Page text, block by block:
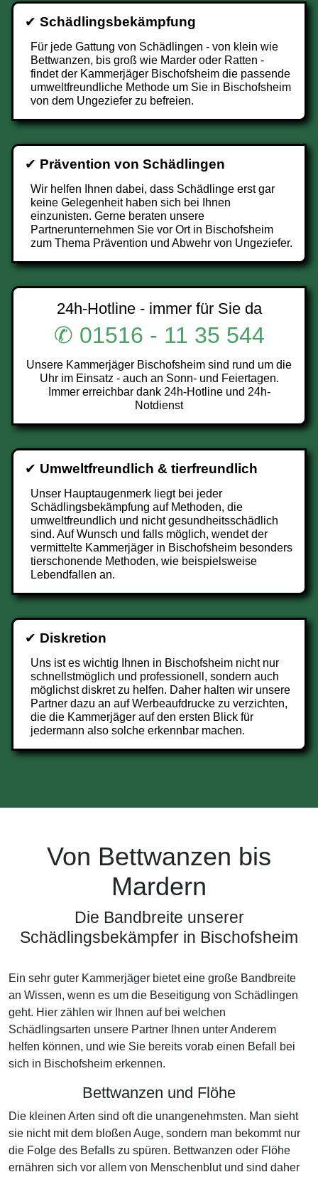
✔ Schädlingsbekämpfung
Für jede Gattung von Schädlingen - von klein wie
Bettwanzen, bis groß wie Marder oder Ratten -
findet der Kammerjäger Bischofsheim die passende
umweltfreundliche Methode um Sie in Bischofsheim
von dem Ungeziefer zu befreien.
✔ Prävention von Schädlingen
Wir helfen Ihnen dabei, dass Schädlinge erst gar
keine Gelegenheit haben sich bei Ihnen
einzunisten. Gerne beraten unsere
Partnerunternehmen Sie vor Ort in Bischofsheim
zum Thema Prävention und Abwehr von Ungeziefer.
24h-Hotline - immer für Sie da
✆ 01516 - 11 35 544
Unsere Kammerjäger Bischofsheim sind rund um die
Uhr im Einsatz - auch an Sonn- und Feiertagen.
Immer erreichbar dank 24h-Hotline und 24h-
Notdienst
✔ Umweltfreundlich & tierfreundlich
Unser Hauptaugenmerk liegt bei jeder
Schädlingsbekämpfung auf Methoden, die
umweltfreundlich und nicht gesundheitsschädlich
sind. Auf Wunsch und falls möglich, wendet der
vermittelte Kammerjäger in Bischofsheim besonders
tierschonende Methoden, wie beispielsweise
Lebendfallen an.
✔ Diskretion
Uns ist es wichtig Ihnen in Bischofsheim nicht nur
schnellstmöglich und professionell, sondern auch
möglichst diskret zu helfen. Daher halten wir unsere
Partner dazu an auf Werbeaufdrucke zu verzichten,
die die Kammerjäger auf den ersten Blick für
jedermann also solche erkennbar machen.
Von Bettwanzen bis
Mardern
Die Bandbreite unserer
Schädlingsbekämpfer in Bischofsheim
Ein sehr guter Kammerjäger bietet eine große Bandbreite
an Wissen, wenn es um die Beseitigung von Schädlingen
geht. Hier zählen wir Ihnen auf bei welchen
Schädlingsarten unsere Partner Ihnen unter Anderem
helfen können, und wie Sie bereits vorab einen Befall bei
sich in Bischofsheim erkennen.
Bettwanzen und Flöhe
Die kleinen Arten sind oft die unangenehmsten. Man sieht
sie nicht mit dem bloßen Auge, sondern man bekommt nur
die Folge des Befalls zu spüren. Bettwanzen oder Flöhe
ernähren sich vor allem von Menschenblut und sind daher